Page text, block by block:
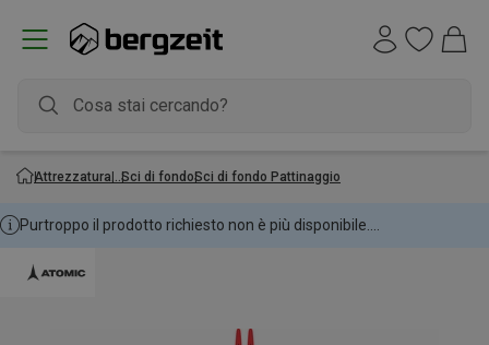
Attrezzatura Sci di fondoSci di fondo Pattinaggio
Purtroppo il prodotto richiesto non è più disponibile....